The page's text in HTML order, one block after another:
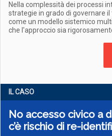
Nella complessità dei processi
strategie in grado di governare
come un modello sistemico
che l'approccio sia
IL CASO
No accesso civico a
c’è rischio di re-